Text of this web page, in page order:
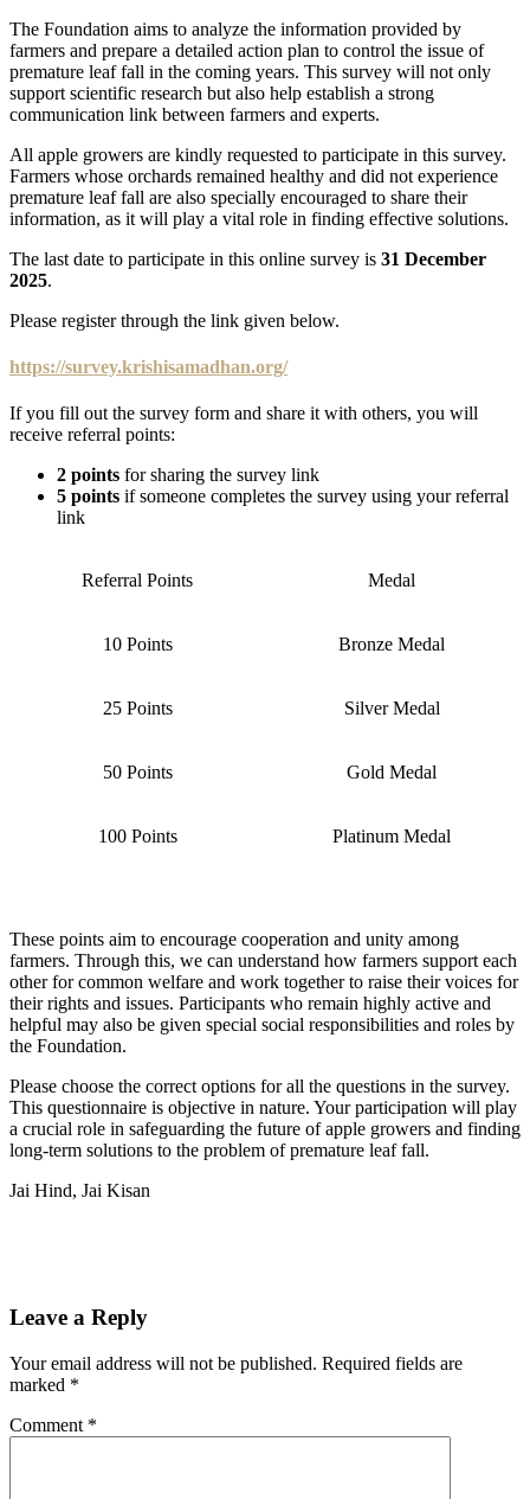
The Foundation aims to analyze the information provided by
farmers and prepare a detailed action plan to control the issue of
premature leaf fall in the coming years. This survey will not only
support scientific research but also help establish a strong
communication link between farmers and experts.
All apple growers are kindly requested to participate in this survey.
Farmers whose orchards remained healthy and did not experience
premature leaf fall are also specially encouraged to share their
information, as it will play a vital role in finding effective solutions.
The last date to participate in this online survey is 31 December
2025.
Please register through the link given below.
https://survey.krishisamadhan.org/
If you fill out the survey form and share it with others, you will
receive referral points:
2 points for sharing the survey link
5 points if someone completes the survey using your referral
link
Referral Points Medal
10 Points Bronze Medal
25 Points Silver Medal
50 Points Gold Medal
100 Points Platinum Medal
These points aim to encourage cooperation and unity among
farmers. Through this, we can understand how farmers support each
other for common welfare and work together to raise their voices for
their rights and issues. Participants who remain highly active and
helpful may also be given special social responsibilities and roles by
the Foundation.
Please choose the correct options for all the questions in the survey.
This questionnaire is objective in nature. Your participation will play
a crucial role in safeguarding the future of apple growers and finding
long-term solutions to the problem of premature leaf fall.
Jai Hind, Jai Kisan
Leave a Reply
Your email address will not be published. Required fields are
marked *
Comment *